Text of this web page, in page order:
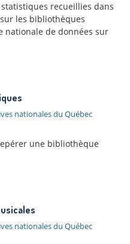
recueillies dans
les bibliothèques
nationale de données sur
nationales du Québec
une bibliothèque
nationales du Québec